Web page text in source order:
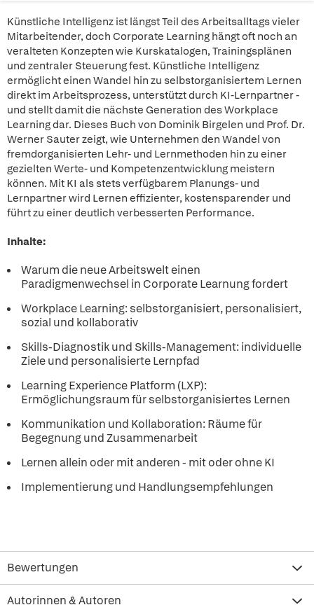
Künstliche Intelligenz ist längst Teil des Arbeitsalltags vieler
Mitarbeitender, doch Corporate Learning hängt oft noch an
veralteten Konzepten wie Kurskatalogen, Trainingsplänen
und zentraler Steuerung fest. Künstliche Intelligenz
ermöglicht einen Wandel hin zu selbstorganisiertem Lernen
direkt im Arbeitsprozess, unterstützt durch KI-Lernpartner -
und stellt damit die nächste Generation des Workplace
Learning dar. Dieses Buch von Dominik Birgelen und Prof. Dr.
Werner Sauter zeigt, wie Unternehmen den Wandel von
fremdorganisierten Lehr- und Lernmethoden hin zu einer
gezielten Werte- und Kompetenzentwicklung meistern
können. Mit KI als stets verfügbarem Planungs- und
Lernpartner wird Lernen effizienter, kostensparender und
führt zu einer deutlich verbesserten Performance.
Inhalte:
Warum die neue Arbeitswelt einen
Paradigmenwechsel in Corporate Learnung fordert
Workplace Learning: selbstorganisiert, personalisiert,
sozial und kollaborativ
Skills-Diagnostik und Skills-Management: individuelle
Ziele und personalisierte Lernpfad
Learning Experience Platform (LXP):
Ermöglichungsraum für selbstorganisiertes Lernen
Kommunikation und Kollaboration: Räume für
Begegnung und Zusammenarbeit
Lernen allein oder mit anderen - mit oder ohne KI
Implementierung und Handlungsempfehlungen
Bewertungen
Autorinnen & Autoren